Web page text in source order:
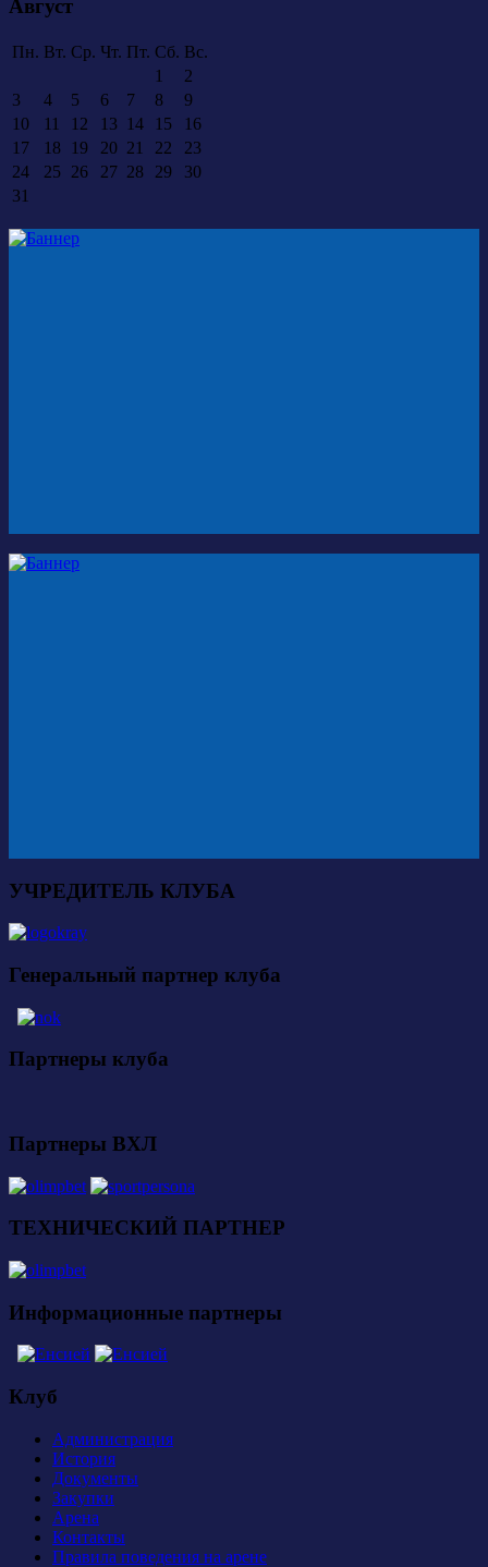
Август
Пн. Вт. Ср. Чт. Пт. Сб. Вс.
1
2
3
4 5 6 7 8
9
10
11 12 13 14 15
16
17
18 19 20 21 22
23
24
25 26 27 28 29
30
31
УЧРЕДИТЕЛЬ КЛУБА
Генеральный партнер клуба
Партнеры клуба
Партнеры ВХЛ
ТЕХНИЧЕСКИЙ ПАРТНЕР
Информационные партнеры
Клуб
Администрация
История
Документы
Закупки
Арена
Контакты
Правила поведения на арене